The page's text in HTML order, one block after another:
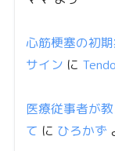
心筋梗塞の初
サイン に
医療従事者が
て に ひろかず